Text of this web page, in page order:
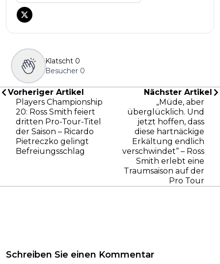
Klatscht 0
Besucher 0
Vorheriger Artikel
Players Championship
20: Ross Smith feiert
dritten Pro-Tour-Titel
der Saison – Ricardo
Pietreczko gelingt
Befreiungsschlag
Nächster Artikel
„Müde, aber
überglücklich. Und
jetzt hoffen, dass
diese hartnäckige
Erkältung endlich
verschwindet“ – Ross
Smith erlebt eine
Traumsaison auf der
Pro Tour
Schreiben Sie einen Kommentar